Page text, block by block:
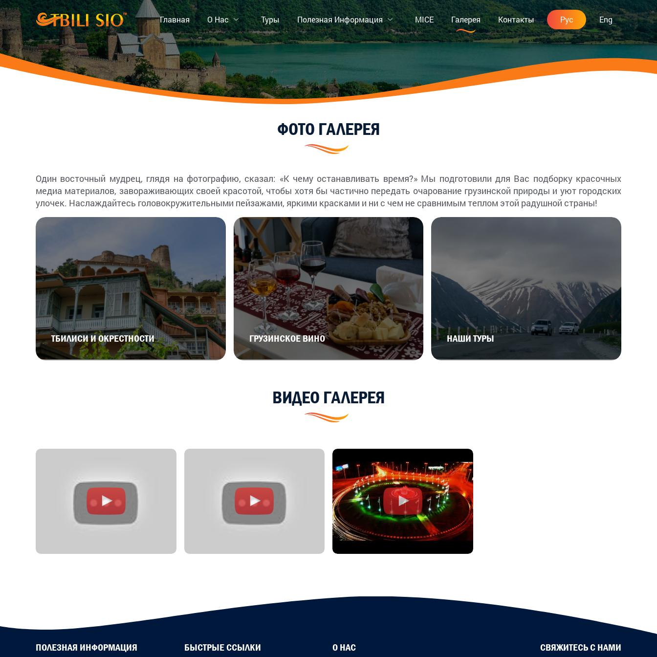
Главная О Нас Туры Полезная Информация MICE Галерея Контакты Рус Eng
ФОТО ГАЛЕРЕЯ
Один восточный мудрец, глядя на фотографию, сказал: «К чему останавливать время?» Мы подготовили для Вас подборку красочных
медиа материалов, завораживающих своей красотой, чтобы хотя бы частично передать очарование грузинской природы и уют городских
улочек. Наслаждайтесь головокружительными пейзажами, яркими красками и ни с чем не сравнимым теплом этой радушной страны!
ТБИЛИСИ И ОКРЕСТНОСТИ ГРУЗИНСКОЕ ВИНО НАШИ ТУРЫ
ВИДЕО ГАЛЕРЕЯ
ПОЛЕЗНАЯ ИНФОРМАЦИЯ БЫСТРЫЕ ССЫЛКИ О НАС СВЯЖИТЕСЬ С НАМИ